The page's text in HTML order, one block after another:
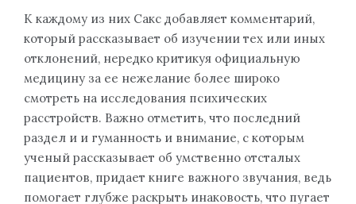
К каждому из них Сакс добавляет комментарий,
который рассказывает об изучении тех или иных
отклонений, нередко критикуя официальную
медицину за ее нежелание более широко
смотреть на исследования психических
расстройств. Важно отметить, что последний
раздел и и гуманность и внимание, с которым
ученый рассказывает об умственно отсталых
пациентов, придает книге важного звучания, ведь
помогает глубже раскрыть инаковость, что пугает